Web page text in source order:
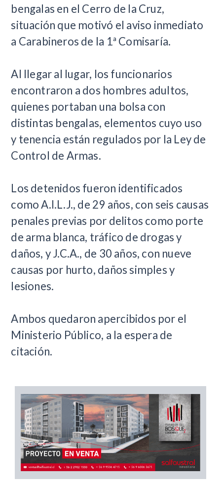
bengalas en el Cerro de la Cruz,
situación que motivó el aviso inmediato
a Carabineros de la 1ª Comisaría.
Al llegar al lugar, los funcionarios
encontraron a dos hombres adultos,
quienes portaban una bolsa con
distintas bengalas, elementos cuyo uso
y tenencia están regulados por la Ley de
Control de Armas.
Los detenidos fueron identificados
como A.I.L.J., de 29 años, con seis causas
penales previas por delitos como porte
de arma blanca, tráfico de drogas y
daños, y J.C.A., de 30 años, con nueve
causas por hurto, daños simples y
lesiones.
Ambos quedaron apercibidos por el
Ministerio Público, a la espera de
citación.